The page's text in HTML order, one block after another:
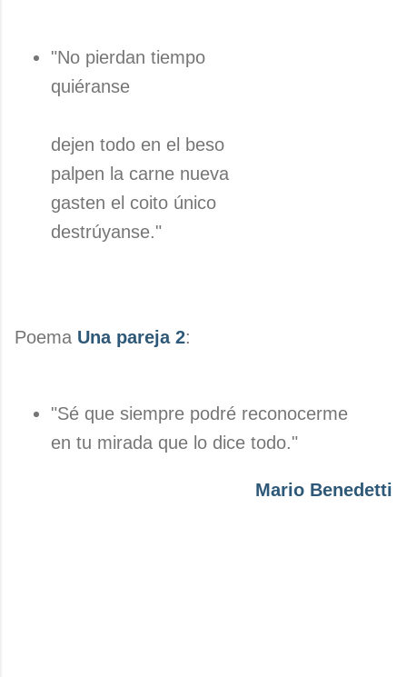
"No pierdan tiempo
quiéranse
dejen todo en el beso
palpen la carne nueva
gasten el coito único
destrúyanse."
Poema Una pareja 2:
"Sé que siempre podré reconocerme
en tu mirada que lo dice todo."
Mario Benedetti